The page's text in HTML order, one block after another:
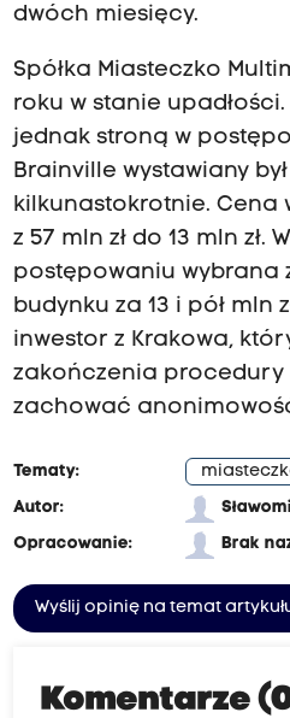
dwóch miesięcy.
Spółka Miasteczko
roku w stanie
jednak stroną w
Brainville wystawiany
kilkunastokrotnie. Cena
z 57 mln zł do 13 mln zł.
postępowaniu wybrana
budynku za 13 i pół mln
inwestor z Krakowa,
zakończenia procedury
zachować
Tematy:
Autor:
Opracowanie:
Brak
Wyślij opinię na temat
Komentarze